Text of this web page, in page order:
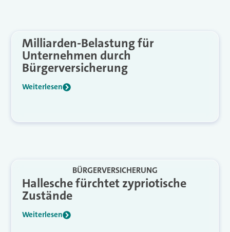
Milliarden-Belastung für
Unternehmen durch
Bürgerversicherung
Weiterlesen
BÜRGERVERSICHERUNG
Hallesche fürchtet zypriotische
Zustände
Weiterlesen